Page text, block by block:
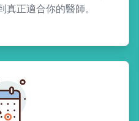
真正適合你的醫師。